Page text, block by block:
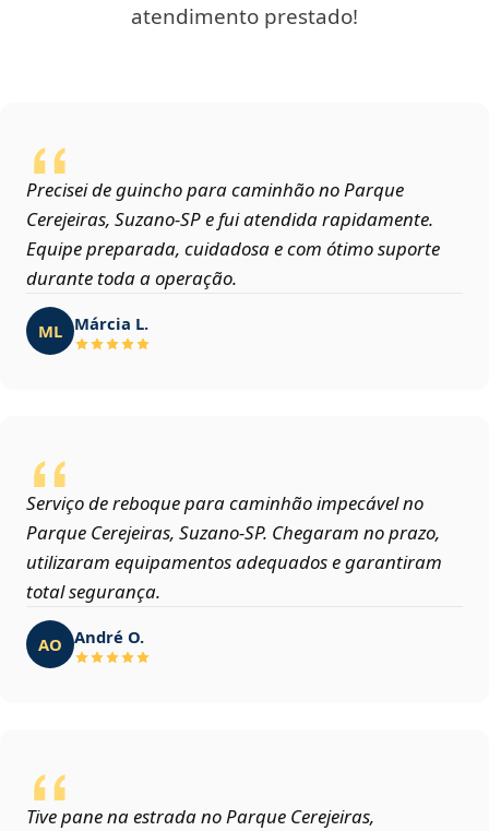
atendimento prestado!
Precisei de guincho para caminhão no Parque
Cerejeiras, Suzano‑SP e fui atendida rapidamente.
Equipe preparada, cuidadosa e com ótimo suporte
durante toda a operação.
ML Márcia L.
Serviço de reboque para caminhão impecável no
Parque Cerejeiras, Suzano‑SP. Chegaram no prazo,
utilizaram equipamentos adequados e garantiram
total segurança.
AO André O.
Tive pane na estrada no Parque Cerejeiras,